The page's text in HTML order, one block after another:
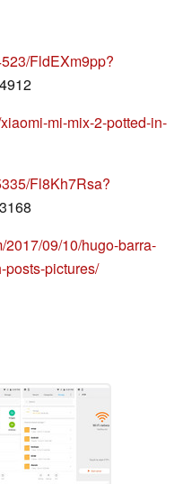
FldEXm9pp?
mi-mix-2-potted-in-
Fl8Kh7Rsa?
2017/09/10/hugo-barra-
posts-pictures/